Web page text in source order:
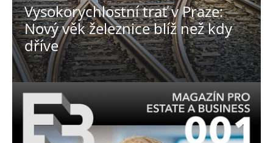
Vysokorychlostní trať v Praze:
Nový věk železnice blíž než kdy
dříve